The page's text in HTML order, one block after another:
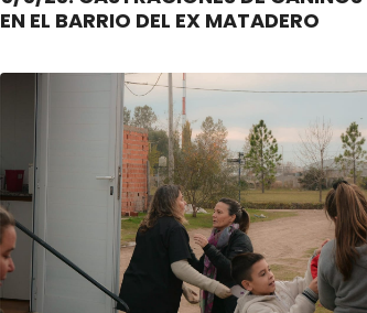
EN EL BARRIO DEL EX MATADERO